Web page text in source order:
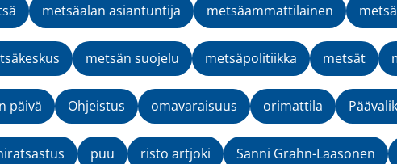
metsäalan asiantuntija metsäammattilainen
metsän suojelu metsäpolitiikka metsät
päivä Ohjeistus omavaraisuus orimattila
puu risto artjoki Sanni Grahn-Laasonen